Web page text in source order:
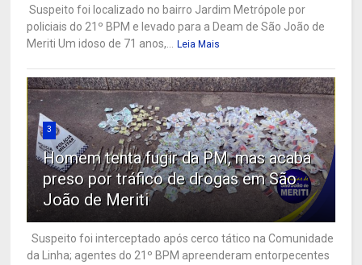
Suspeito foi localizado no bairro Jardim Metrópole por
policiais do 21º BPM e levado para a Deam de São João de
Meriti Um idoso de 71 anos,... Leia Mais
3
Homem tenta fugir da PM, mas acaba
preso por tráfico de drogas em São
João de Meriti
Suspeito foi interceptado após cerco tático na Comunidade
da Linha; agentes do 21º BPM apreenderam entorpecentes